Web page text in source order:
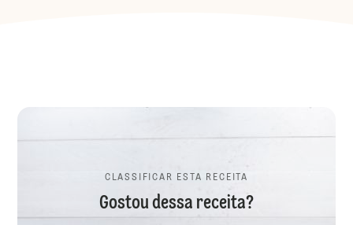
CLASSIFICAR ESTA RECEITA
Gostou dessa receita?